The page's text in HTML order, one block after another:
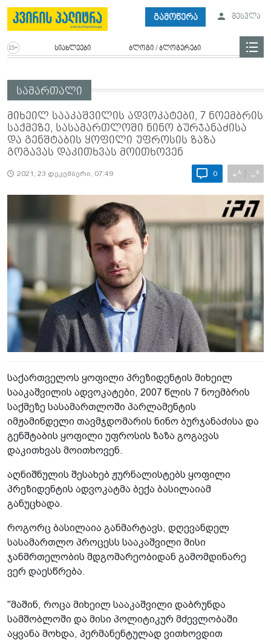
გამოწერა შესვლა
სიახლეები ბლოგი / ბლოგერები
სამართალი
მიხეილ სააკაშვილის ადვოკატები, 7 ნოემბრის
საქმეზე, სასამართლოში ნინო ბურჯანაძისა
და გენშტაბის ყოფილი უფროსის ზაზა
გოგავას დაკითხვას მოითხოვენ
2021, 23 დეკემბერი, 07:49 0 +A −A
საქართველოს ყოფილი პრეზიდენტის მიხეილ
სააკაშვილის ადვოკატები, 2007 წლის 7 ნოემბრის
საქმეზე სასამართლოში პარლამენტის
იმჟამინდელი თავმჯდომარის ნინო ბურჯანაძისა და
გენშტაბის ყოფილი უფროსის ზაზა გოგავას
დაკითხვას მოითხოვენ.
აღნიშნულის შესახებ ჟურნალისტებს ყოფილი
პრეზიდენტის ადვოკატმა ბექა ბასილაიამ
განუცხადა.
როგორც ბასილაია განმარტავს, დღევანდელ
სასამართლო პროცესს სააკაშვილი მისი
ჯანმრთელობის მდგომარეობიდან გამომდინარე
ვერ დაესწრება.
"მაშინ, როცა მიხეილ სააკაშვილი დაბრუნდა
სამშობლოში და მისი პოლიტიკურ მძევლობაში
აყვანა მოხდა, პერმანენტულად ვითხოვდით